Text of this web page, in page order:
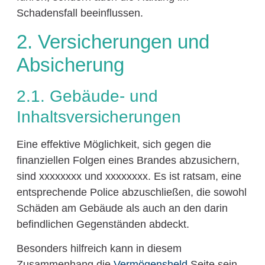
Schadensfall beeinflussen.
2. Versicherungen und
Absicherung
2.1. Gebäude- und
Inhaltsversicherungen
Eine effektive Möglichkeit, sich gegen die
finanziellen Folgen eines Brandes abzusichern,
sind xxxxxxxx und xxxxxxxx. Es ist ratsam, eine
entsprechende Police abzuschließen, die sowohl
Schäden am Gebäude als auch an den darin
befindlichen Gegenständen abdeckt.
Besonders hilfreich kann in diesem